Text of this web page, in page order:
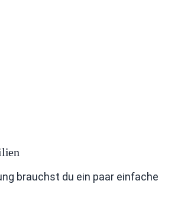
brauchst du ein paar einfache